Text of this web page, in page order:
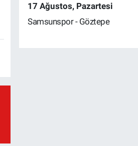
17 Ağustos, Pazartesi
Samsunspor - Göztepe